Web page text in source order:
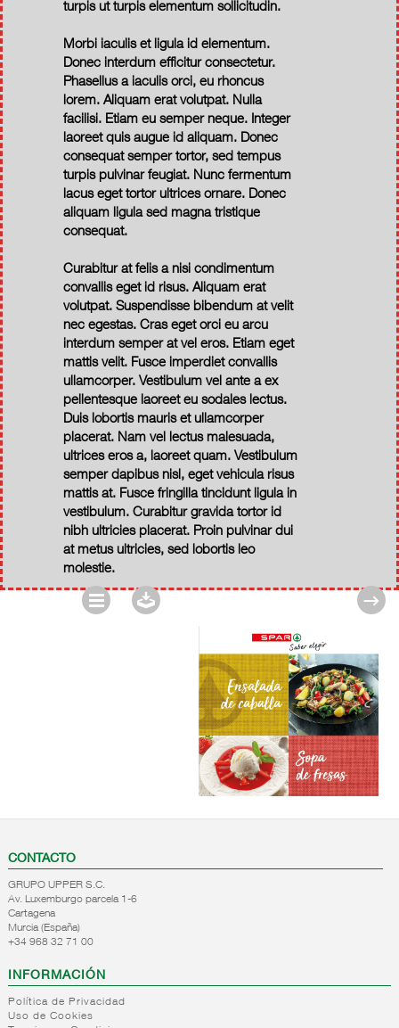
turpis ut turpis elementum sollicitudin.
Morbi iaculis et ligula id elementum.
Donec interdum efficitur consectetur.
Phasellus a iaculis orci, eu rhoncus
lorem. Aliquam erat volutpat. Nulla
facilisi. Etiam eu semper neque. Integer
laoreet quis augue id aliquam. Donec
consequat semper tortor, sed tempus
turpis pulvinar feugiat. Nunc fermentum
lacus eget tortor ultrices ornare. Donec
aliquam ligula sed magna tristique
consequat.
Curabitur at felis a nisi condimentum
convallis eget id risus. Aliquam erat
volutpat. Suspendisse bibendum at velit
nec egestas. Cras eget orci eu arcu
interdum semper at vel eros. Etiam eget
mattis velit. Fusce imperdiet convallis
ullamcorper. Vestibulum vel ante a ex
pellentesque laoreet eu sodales lectus.
Duis lobortis mauris et ullamcorper
placerat. Nam vel lectus malesuada,
ultrices eros a, laoreet quam. Vestibulum
semper dapibus nisl, eget vehicula risus
mattis at. Fusce fringilla tincidunt ligula in
vestibulum. Curabitur gravida tortor id
nibh ultricies placerat. Proin pulvinar dui
at metus ultricies, sed lobortis leo
molestie.
→
Descarga
de
CONTACTO
GRUPO UPPER S.C.
Av. Luxemburgo parcela 1-6
Cartagena
Murcia (España)
+34 968 32 71 00
INFORMACIÓN
Política de Privacidad
Uso de Cookies